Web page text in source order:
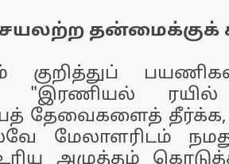
குறித்துப்
"இரணியல்
தேவைகளைத் தீர்க்க,
மேலாளரிடம்
அழுத்தம்